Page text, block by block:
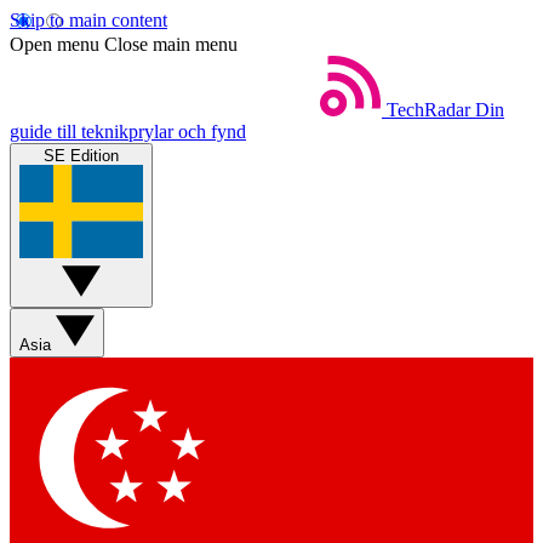
Skip to main content
Open menu Close main menu
TechRadar Din
guide till teknikprylar och fynd
SE Edition
Asia